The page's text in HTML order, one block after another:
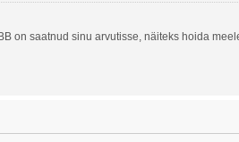
on saatnud sinu arvutisse, näiteks hoida